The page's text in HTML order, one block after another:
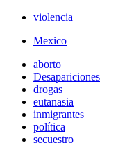
violencia
Mexico
aborto
Desapariciones
drogas
eutanasia
inmigrantes
política
secuestro